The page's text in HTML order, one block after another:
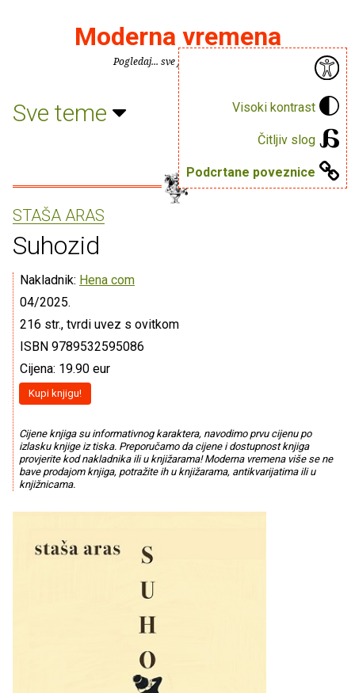
Visoki kontrast
Čitljiv slog
Podcrtane poveznice
Moderna vremena
Pogledaj... sve je puno knjiga.
Sve teme
STAŠA ARAS
Suhozid
Nakladnik: Hena com
04/2025.
216 str., tvrdi uvez s ovitkom
ISBN 9789532595086
Cijena: 19.90 eur
Kupi knjigu!
Cijene knjiga su informativnog karaktera, navodimo prvu cijenu po
izlasku knjige iz tiska. Preporučamo da cijene i dostupnost knjiga
provjerite kod nakladnika ili u knjižarama! Moderna vremena više se ne
bave prodajom knjiga, potražite ih u knjižarama, antikvarijatima ili u
knjižnicama.